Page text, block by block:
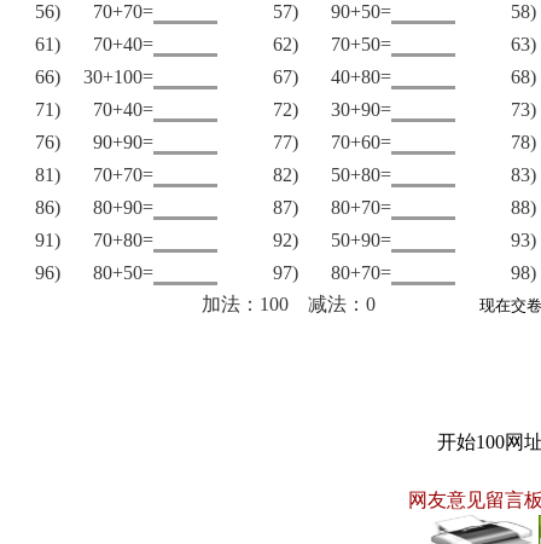
56)
70+70= 57) 90+50=
58)
61)
70+40= 62) 70+50=
63)
66)
30+100= 67) 40+80=
68)
71)
70+40= 72) 30+90=
73)
76)
90+90= 77) 70+60=
78)
81)
70+70= 82) 50+80=
83)
86)
80+90= 87) 80+70=
88)
91)
70+80= 92) 50+90=
93)
96)
80+50= 97) 80+70=
98)
加法：100 减法：0
开始100网
网友意见留言